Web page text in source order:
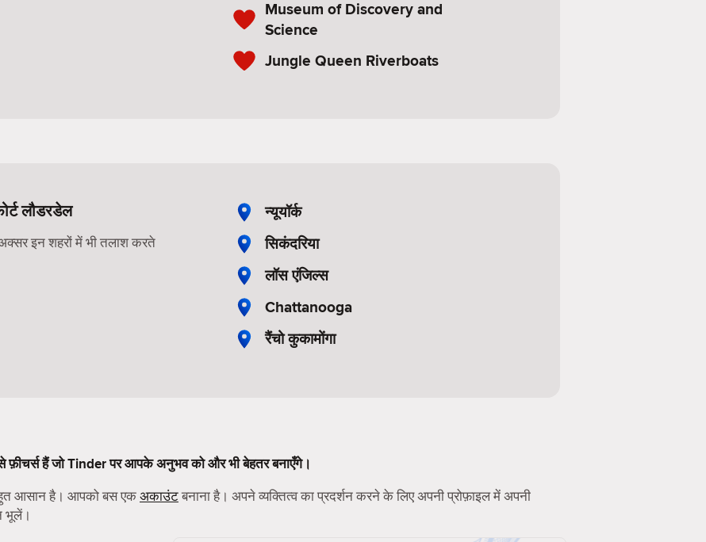
Museum of Discovery and
Science
Jungle Queen Riverboats
लौडरडेल
इन शहरों में भी तलाश करते
न्यूयॉर्क
सिकंदरिया
लॉस एंजिल्स
Chattanooga
रैंचो कुकामोंगा
फ़ीचर्स हैं जो Tinder पर आपके अनुभव को और भी बेहतर बनाएँगे।
आसान है। आपको बस एकअकाउंटबनाना है। अपने व्यक्तित्व का प्रदर्शन करने के लिए अपनी प्रोफ़ाइल में अपनी
भूलें।